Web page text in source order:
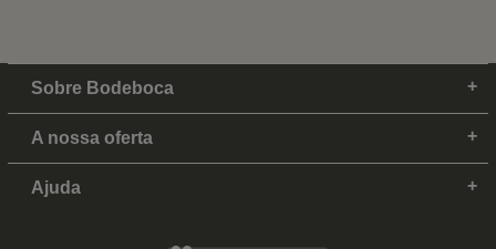
Sobre Bodeboca
A nossa oferta
Ajuda